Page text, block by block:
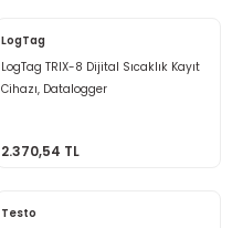
LogTag
LogTag TRIX-8 Dijital Sıcaklık Kayıt
Cihazı, Datalogger
2.370,54 TL
Testo